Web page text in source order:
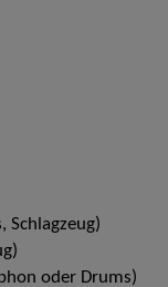
Schlagzeug)
oder Drums)